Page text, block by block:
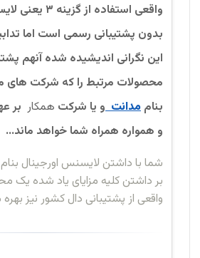
واقعی استفاده
بدون پشتیبانی رسمی است اما
این نگرانی اندیشیده شده آنهم
محصولات مرتبط را که شرکت های
بنام مدانتو یا شرکت همکار بر
و همواره همراه شما خواهد ماند...
شما با داشتن لایسنس اورجینال بنام
بر داشتن کلیه مزایای یاد شده یک
واقعی از پشتیبانی دال کشور نیز